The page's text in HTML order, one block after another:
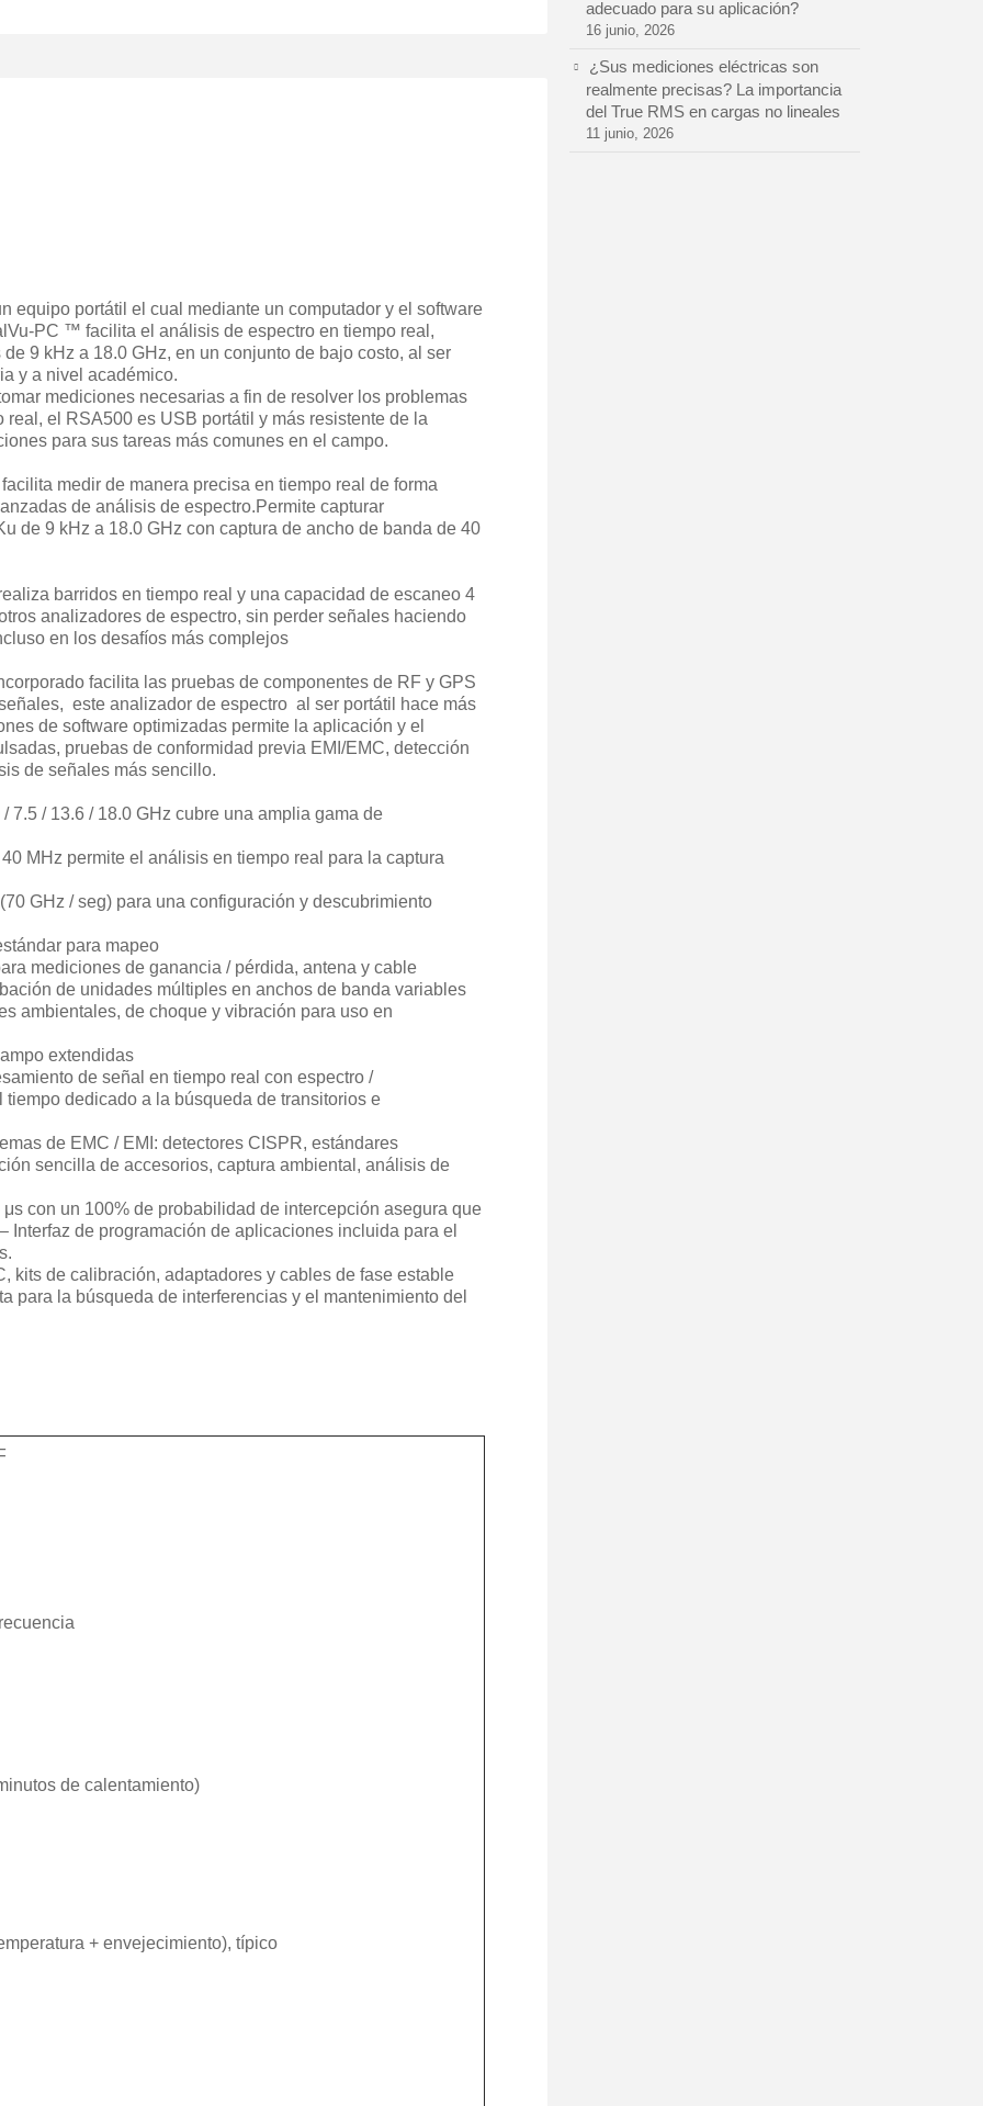
equipo portátil el cual mediante un computador y el software
PC ™ facilita el análisis de espectro en tiempo real,
9 kHz a 18.0 GHz, en un conjunto de bajo costo, al ser
y a nivel académico.
mediciones necesarias a fin de resolver los problemas
el RSA500 es USB portátil y más resistente de la
para sus tareas más comunes en el campo.
medir de manera precisa en tiempo real de forma
de análisis de espectro.Permite capturar
de 9 kHz a 18.0 GHz con captura de ancho de banda de 40
barridos en tiempo real y una capacidad de escaneo 4
analizadores de espectro, sin perder señales haciendo
en los desafíos más complejos
facilita las pruebas de componentes de RF y GPS
este analizador de espectro al ser portátil hace más
de software optimizadas permite la aplicación y el
pruebas de conformidad previa EMI/EMC, detección
de señales más sencillo.
7.5 / 13.6 / 18.0 GHz cubre una amplia gama de
MHz permite el análisis en tiempo real para la captura
GHz / seg) para una configuración y descubrimiento
para mapeo
mediciones de ganancia / pérdida, antena y cable
de unidades múltiples en anchos de banda variables
ambientales, de choque y vibración para uso en
extendidas
de señal en tiempo real con espectro /
dedicado a la búsqueda de transitorios e
de EMC / EMI: detectores CISPR, estándares
sencilla de accesorios, captura ambiental, análisis de
con un 100% de probabilidad de intercepción asegura que
Interfaz de programación de aplicaciones incluida para el
kits de calibración, adaptadores y cables de fase estable
para la búsqueda de interferencias y el mantenimiento del
de calentamiento)
+ envejecimiento), típico
adecuado para su aplicación?
16 junio, 2026
¿Sus mediciones eléctricas son
realmente precisas? La importancia
del True RMS en cargas no lineales
11 junio, 2026